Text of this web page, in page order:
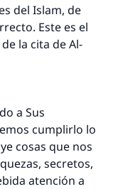
del Islam, de
Este es el
la cita de Al-
a Sus
cumplirlo lo
cosas que nos
secretos,
atención a